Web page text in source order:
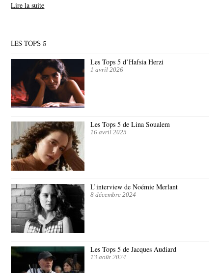
Lire la suite
LES TOPS 5
Les Tops 5 d’Hafsia Herzi
1 avril 2026
Les Tops 5 de Lina Soualem
16 avril 2025
L’interview de Noémie Merlant
8 décembre 2024
Les Tops 5 de Jacques Audiard
13 août 2024